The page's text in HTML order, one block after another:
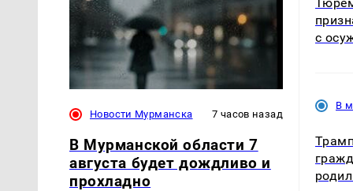
Новости Мурманска 7 часов назад
В Мурманской области 7
августа будет дождливо и
прохладно
с
В